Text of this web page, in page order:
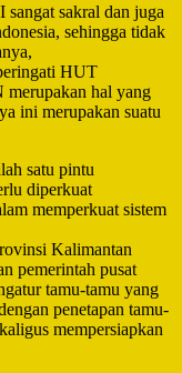
sakral dan juga
sehingga tidak
HUT
hal yang
ini merupakan suatu
satu pintu
diperkuat
memperkuat sistem
Kalimantan
pemerintah pusat
tamu-tamu yang
penetapan tamu-
mempersiapkan